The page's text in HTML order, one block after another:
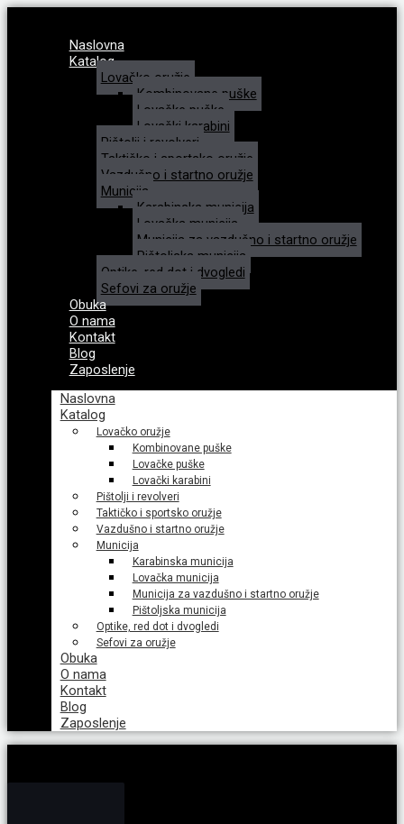
Naslovna
Katalog
Lovačko oružje
Kombinovane puške
Lovačke puške
Lovački karabini
Pištolji i revolveri
Taktičko i sportsko oružje
Vazdušno i startno oružje
Municija
Karabinska municija
Lovačka municija
Municija za vazdušno i startno oružje
Pištoljska municija
Optike, red dot i dvogledi
Sefovi za oružje
Obuka
O nama
Kontakt
Blog
Zaposlenje
Naslovna
Katalog
Lovačko oružje
Kombinovane puške
Lovačke puške
Lovački karabini
Pištolji i revolveri
Taktičko i sportsko oružje
Vazdušno i startno oružje
Municija
Karabinska municija
Lovačka municija
Municija za vazdušno i startno oružje
Pištoljska municija
Optike, red dot i dvogledi
Sefovi za oružje
Obuka
O nama
Kontakt
Blog
Zaposlenje